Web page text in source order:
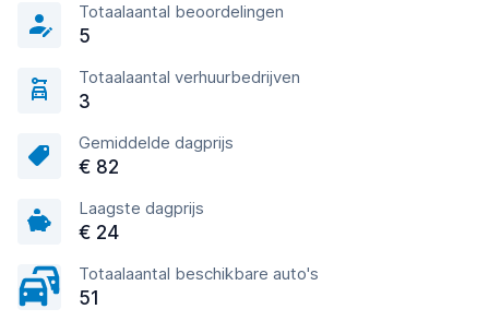
Totaalaantal beoordelingen
5
Totaalaantal verhuurbedrijven
3
Gemiddelde dagprijs
€ 82
Laagste dagprijs
€ 24
Totaalaantal beschikbare auto's
51